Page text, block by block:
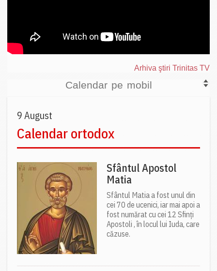
Arhiva ştiri Trinitas TV
Calendar pe mobil
9 August
Calendar ortodox
Sfântul Apostol
Matia
Sfântul Matia a fost unul din
cei 70 de ucenici, iar mai apoi a
fost numărat cu cei 12 Sfinți
Apostoli , în locul lui Iuda, care
căzuse.